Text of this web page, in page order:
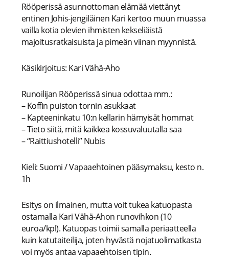
Rööperissä asunnottoman elämää viettänyt
entinen Johis-jengiläinen Kari kertoo muun muassa
vailla kotia olevien ihmisten kekseliäistä
majoitusratkaisuista ja pimeän viinan myynnistä.
Käsikirjoitus: Kari Vähä-Aho
Runoilijan Rööperissä sinua odottaa mm.:
– Koffin puiston tornin asukkaat
– Kapteeninkatu 10:n kellarin hämyisät hommat
– Tieto siitä, mitä kaikkea kossuvaluutalla saa
– “Raittiushotelli” Nubis
Kieli: Suomi / Vapaaehtoinen pääsymaksu, kesto n.
1h
Esitys on ilmainen, mutta voit tukea katuopasta
ostamalla Kari Vähä-Ahon runovihkon (10
euroa/kpl). Katuopas toimii samalla periaatteella
kuin katutaiteilija, joten hyvästä nojatuolimatkasta
voi myös antaa vapaaehtoisen tipin.